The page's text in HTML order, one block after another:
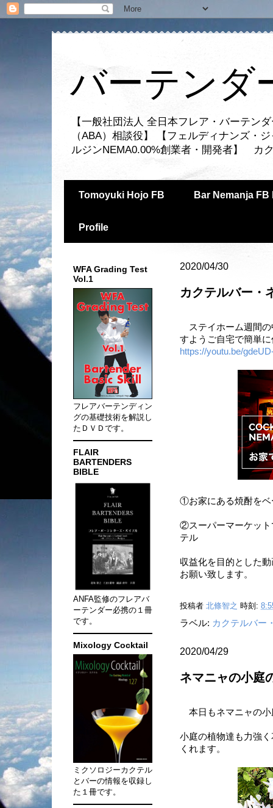
バーテンダ
【一般社団法人 全日本フレア・バーテン
（ABA）相談役】 【フェルディナンズ・
ルジンNEMA0.00%創業者・開発者】 カ
Tomoyuki Hojo FB Bar Nemanja FB
Profile
2020/04/30
カクテルバー・
ステイホーム週間の
すようご自宅で簡単
https://youtu.be/
①お家にある焼酎をベ
②スーパーマーケット
テル
収益化を目的とした
お願い致します。
投稿者 北條智之 時刻:
ラベル: カクテルバー
2020/04/29
ネマニャの小庭
本日もネマニャの小
小庭の植物達も力強
くれます。
WFA Grading Test
Vol.1
フレアバーテンディン
グの基礎技術を解説し
たＤＶＤです。
FLAIR
BARTENDERS
BIBLE
ANFA監修のフレアバ
ーテンダー必携の１冊
です。
Mixology Cocktail
ミクソロジーカクテル
とバーの情報を収録し
た１冊です。